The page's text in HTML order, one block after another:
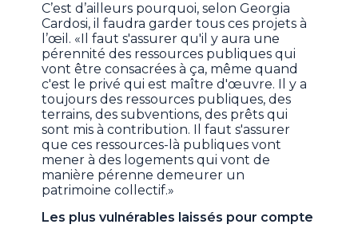
C’est d’ailleurs pourquoi, selon Georgia
Cardosi, il faudra garder tous ces projets à
l’œil. «Il faut s'assurer qu'il y aura une
pérennité des ressources publiques qui
vont être consacrées à ça, même quand
c'est le privé qui est maître d'œuvre. Il y a
toujours des ressources publiques, des
terrains, des subventions, des prêts qui
sont mis à contribution. Il faut s'assurer
que ces ressources-là publiques vont
mener à des logements qui vont de
manière pérenne demeurer un
patrimoine collectif.»
Les plus vulnérables laissés pour compte